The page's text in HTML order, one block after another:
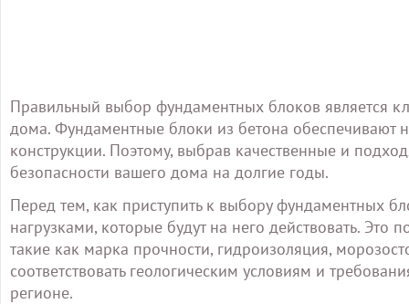
Правильный выбор фундаментных блоков является
дома. Фундаментные блоки из бетона обеспечивают
конструкции. Поэтому, выбрав качественные и
безопасности вашего дома на долгие годы.
Перед тем, как приступить к выбору фундаментных
нагрузками, которые будут на него действовать. Это
такие как марка прочности, гидроизоляция,
соответствовать геологическим условиям и
регионе.